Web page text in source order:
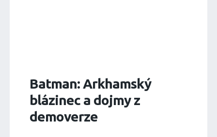
Batman: Arkhamský
blázinec a dojmy z
demoverze